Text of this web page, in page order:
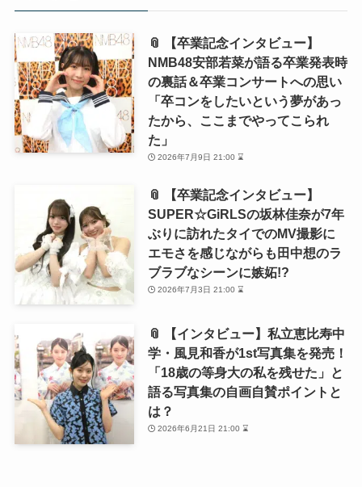
📎 【卒業記念インタビュー】
NMB48安部若菜が語る卒業発表時
の裏話＆卒業コンサートへの思い
「卒コンをしたいという夢があっ
たから、ここまでやってこられ
た」
2026年7月9日 21:00 ⌛
📎 【卒業記念インタビュー】
SUPER☆GiRLSの坂林佳奈が7年
ぶりに訪れたタイでのMV撮影に
エモさを感じながらも田中想のラ
ブラブなシーンに嫉妬!?
2026年7月3日 21:00 ⌛
📎 【インタビュー】私立恵比寿中
学・風見和香が1st写真集を発売！
「18歳の等身大の私を残せた」と
語る写真集の自画自賛ポイントと
は？
2026年6月21日 21:00 ⌛